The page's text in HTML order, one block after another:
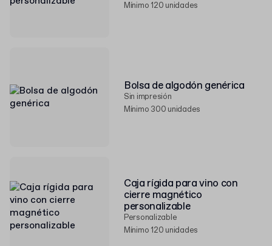
Mínimo 120 unidades
Bolsa de algodón genérica
Sin impresión
Mínimo 300 unidades
Caja rígida para vino con
cierre magnético
personalizable
Personalizable
Mínimo 120 unidades